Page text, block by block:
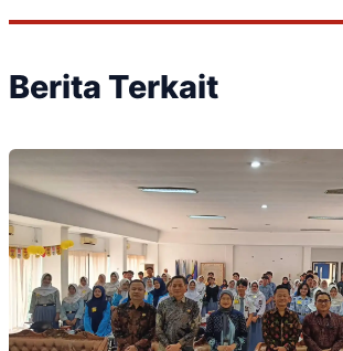
Berita Terkait